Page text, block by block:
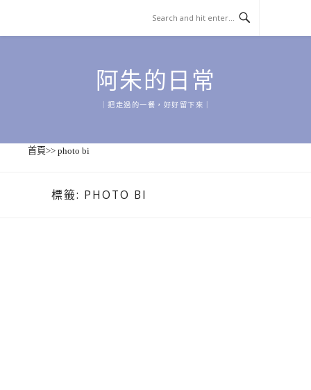
content
阿朱的日常
｜把走過的一餐，好好留下來｜
首頁>> photo bi
標籤: PHOTO BI